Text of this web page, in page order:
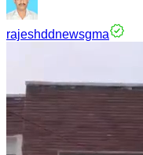
rajeshddnewsgma